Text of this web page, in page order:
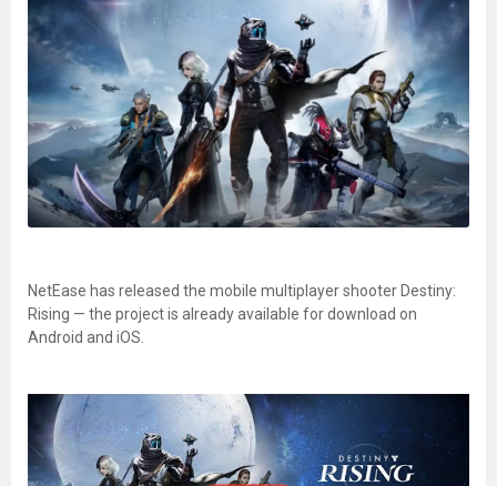
NetEase has released the mobile multiplayer shooter Destiny:
Rising — the project is already available for download on
Android and iOS.